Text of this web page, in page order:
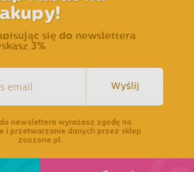
się do newslettera
3%
Wyślij
newslettera wyrażasz zgodę na
i przetwarzanie danych przez sklep
zoozone.pl.